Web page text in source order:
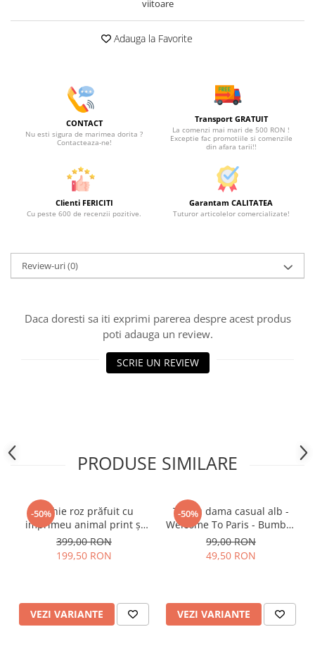
viitoare
Adauga la Favorite
CONTACT
Nu esti sigura de marimea dorita ?
Contacteaza-ne!
Transport GRATUIT
La comenzi mai mari de 500 RON !
Exceptie fac promotiile si comenzile
din afara tarii!!
Clienti FERICITI
Cu peste 600 de recenzii pozitive.
Garantam CALITATEA
Tuturor articolelor comercializate!
Review-uri(0)
Daca doresti sa iti exprimi parerea despre acest produs
poti adauga un review.
SCRIE UN REVIEW
PRODUSE SIMILARE
-50%
Rochie roz prăfuit cu
imprimeu animal print și
curea
399,00 RON
199,50 RON
VEZI VARIANTE
-50%
Tricou dama casual alb -
Welcome To Paris - Bumbac
Organic
99,00 RON
49,50 RON
VEZI VARIANTE